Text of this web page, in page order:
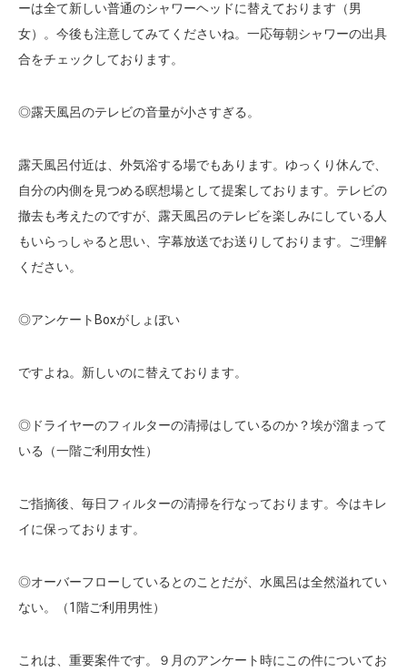
ーは全て新しい普通のシャワーヘッドに替えております（男
女）。今後も注意してみてくださいね。一応毎朝シャワーの出具
合をチェックしております。
◎露天風呂のテレビの音量が小さすぎる。
露天風呂付近は、外気浴する場でもあります。ゆっくり休んで、
自分の内側を見つめる瞑想場として提案しております。テレビの
撤去も考えたのですが、露天風呂のテレビを楽しみにしている人
もいらっしゃると思い、字幕放送でお送りしております。ご理解
ください。
◎アンケートBoxがしょぼい
ですよね。新しいのに替えております。
◎ドライヤーのフィルターの清掃はしているのか？埃が溜まって
いる（一階ご利用女性）
ご指摘後、毎日フィルターの清掃を行なっております。今はキレ
イに保っております。
◎オーバーフローしているとのことだが、水風呂は全然溢れてい
ない。（1階ご利用男性）
これは、重要案件です。９月のアンケート時にこの件についてお